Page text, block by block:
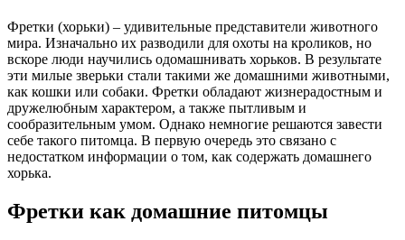
Фретки (хорьки) – удивительные представители животного
мира. Изначально их разводили для охоты на кроликов, но
вскоре люди научились одомашнивать хорьков. В результате
эти милые зверьки стали такими же домашними животными,
как кошки или собаки. Фретки обладают жизнерадостным и
дружелюбным характером, а также пытливым и
сообразительным умом. Однако немногие решаются завести
себе такого питомца. В первую очередь это связано с
недостатком информации о том, как содержать домашнего
хорька.
Фретки как домашние питомцы